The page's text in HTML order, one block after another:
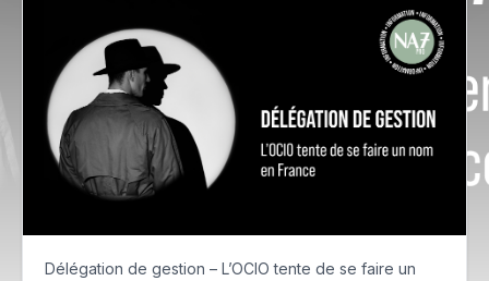
Délégation de gestion – L’OCIO tente de se faire un